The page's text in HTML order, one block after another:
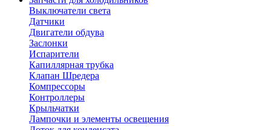
Выключатели света
Датчики
Двигатели обдува
Заслонки
Испарители
Капиллярная трубка
Клапан Шредера
Компрессоры
Контроллеры
Крыльчатки
Лампочки и элементы освещения